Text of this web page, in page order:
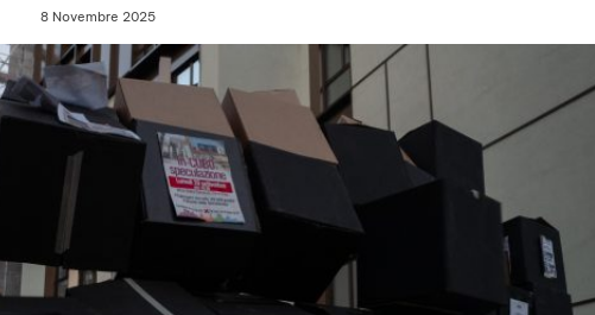
8 Novembre 2025